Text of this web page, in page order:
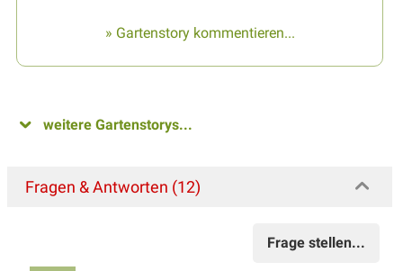
» Gartenstory kommentieren...
weitere Gartenstorys...
Fragen & Antworten (12)
Frage stellen...